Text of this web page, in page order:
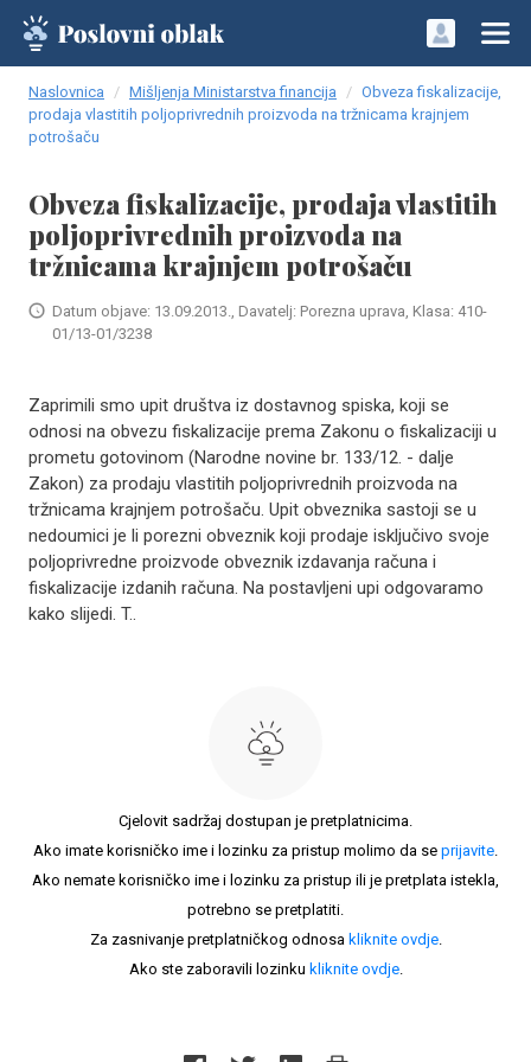
Naslovnica Mišljenja Ministarstva financija
Obveza fiskalizacije,
prodaja vlastitih poljoprivrednih proizvoda na tržnicama krajnjem
potrošaču
Obveza fiskalizacije, prodaja vlastitih
poljoprivrednih proizvoda na
tržnicama krajnjem potrošaču
Datum objave: 13.09.2013., Davatelj: Porezna uprava, Klasa: 410-
01/13-01/3238
​Zaprimili smo upit društva iz dostavnog spiska, koji se
odnosi na obvezu fiskalizacije prema Zakonu o fiskalizaciji u
prometu gotovinom (Narodne novine br. 133/12. - dalje
Zakon) za prodaju vlastitih poljoprivrednih proizvoda na
tržnicama krajnjem potrošaču. Upit obveznika sastoji se u
nedoumici je li porezni obveznik koji prodaje isključivo svoje
poljoprivredne proizvode obveznik izdavanja računa i
fiskalizacije izdanih računa. Na postavljeni upi odgovaramo
kako slijedi. T..
Cjelovit sadržaj dostupan je pretplatnicima.
Ako imate korisničko ime i lozinku za pristup molimo da se prijavite.
Ako nemate korisničko ime i lozinku za pristup ili je pretplata istekla,
potrebno se pretplatiti.
Za zasnivanje pretplatničkog odnosa kliknite ovdje.
Ako ste zaboravili lozinku kliknite ovdje.